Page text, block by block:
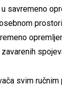
savremeno
svim ručnim